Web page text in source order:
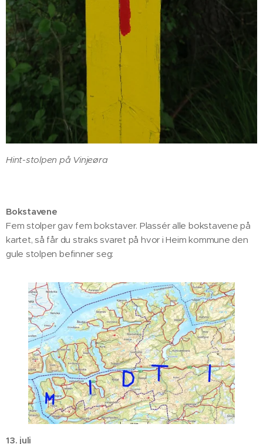
Hint-stolpen på Vinjeøra
Bokstavene
Fem stolper gav fem bokstaver. Plassér alle bokstavene på
kartet, så får du straks svaret på hvor i Heim kommune den
gule stolpen befinner seg:
13. juli